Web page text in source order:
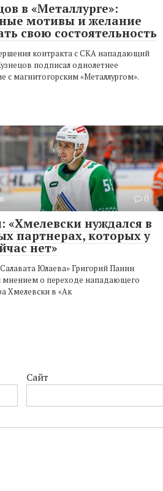
в «Металлурге»:
мотивы и желание
свою состоятельность
контракта с СКА нападающий
подписал однолетнее
с магнитогорским «Металлургом».
0
«Хмелевски нуждался в
партнерах, которых у
нет»
Юлаева» Григорий Панин
мнением о переходе нападающего
Хмелевски в «Ак
Сайт